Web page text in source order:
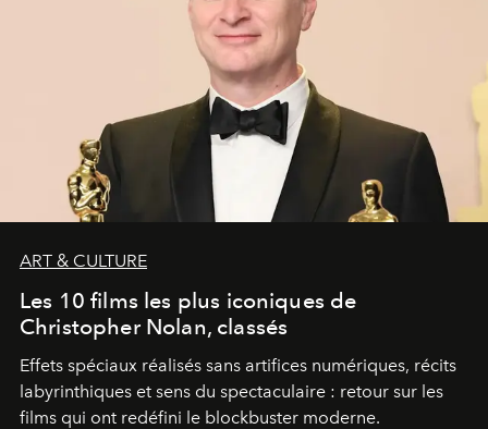
ART & CULTURE
Les 10 films les plus iconiques de
Christopher Nolan, classés
Effets spéciaux réalisés sans artifices numériques, récits
labyrinthiques et sens du spectaculaire : retour sur les
films qui ont redéfini le blockbuster moderne.